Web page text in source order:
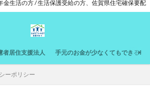
金生活の方 / 生活保護受給の方、佐賀県住宅確保要配
者居住支援法人 手元のお金が少なくてもできるサ
ーポリシー